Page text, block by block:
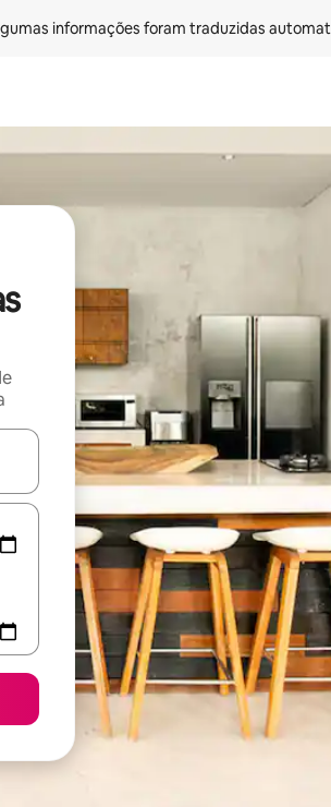
informações foram traduzidas
os usando as seta para cima e para